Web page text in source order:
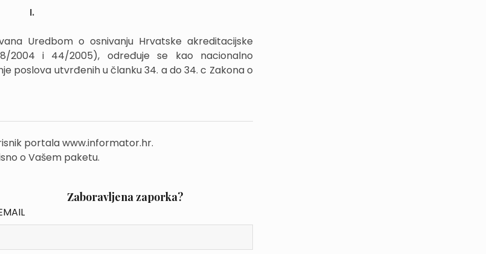
I.
Uredbom o osnivanju Hrvatske akreditacijske
2004 i 44/2005), određuje se kao nacionalno
poslova utvrđenih u članku 34. a do 34. c Zakona o
portala www.informator.hr.
o Vašem paketu.
Zaboravljena zaporka?